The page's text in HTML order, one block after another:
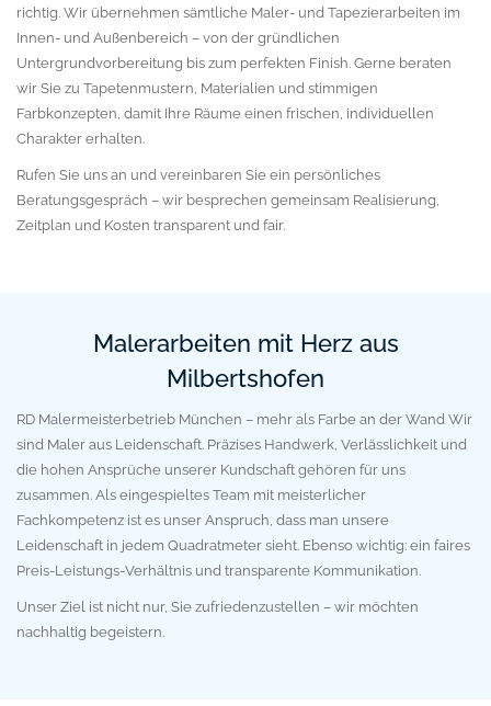
richtig. Wir übernehmen sämtliche Maler- und Tapezierarbeiten im
Innen- und Außenbereich – von der gründlichen
Untergrundvorbereitung bis zum perfekten Finish. Gerne beraten
wir Sie zu Tapetenmustern, Materialien und stimmigen
Farbkonzepten, damit Ihre Räume einen frischen, individuellen
Charakter erhalten.
Rufen Sie uns an und vereinbaren Sie ein persönliches
Beratungsgespräch – wir besprechen gemeinsam Realisierung,
Zeitplan und Kosten transparent und fair.
Malerarbeiten mit Herz aus
Milbertshofen
RD Malermeisterbetrieb München – mehr als Farbe an der Wand Wir
sind Maler aus Leidenschaft. Präzises Handwerk, Verlässlichkeit und
die hohen Ansprüche unserer Kundschaft gehören für uns
zusammen. Als eingespieltes Team mit meisterlicher
Fachkompetenz ist es unser Anspruch, dass man unsere
Leidenschaft in jedem Quadratmeter sieht. Ebenso wichtig: ein faires
Preis-Leistungs-Verhältnis und transparente Kommunikation.
Unser Ziel ist nicht nur, Sie zufriedenzustellen – wir möchten
nachhaltig begeistern.